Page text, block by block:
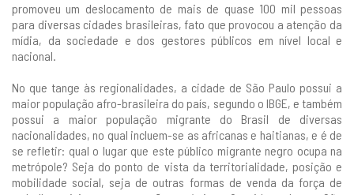
promoveu um deslocamento de mais de quase 100 mil pessoas
para diversas cidades brasileiras, fato que provocou a atenção da
mídia, da sociedade e dos gestores públicos em nível local e
nacional.
No que tange às regionalidades, a cidade de São Paulo possui a
maior população afro-brasileira do país, segundo o IBGE, e também
possui a maior população migrante do Brasil de diversas
nacionalidades, no qual incluem-se as africanas e haitianas, e é de
se refletir: qual o lugar que este público migrante negro ocupa na
metrópole? Seja do ponto de vista da territorialidade, posição e
mobilidade social, seja de outras formas de venda da força de